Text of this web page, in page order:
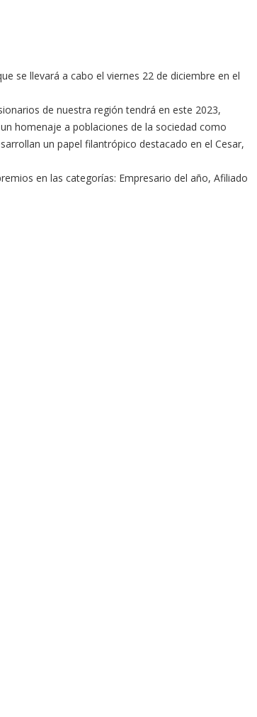
se llevará a cabo el viernes 22 de diciembre en el
de nuestra región tendrá en este 2023,
homenaje a poblaciones de la sociedad como
un papel filantrópico destacado en el Cesar,
en las categorías: Empresario del año, Afiliado